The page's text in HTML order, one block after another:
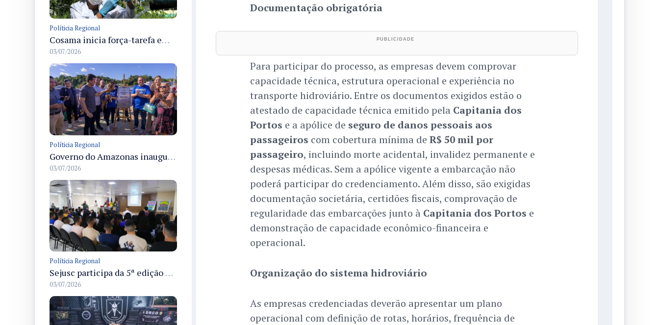
Políticia Regional
Cosama inicia força-tarefa em Anamã para fortalecer abastecimento de água e segurança hídrica da população
03/07/2026
Políticia Regional
Governo do Amazonas inaugura primeiro Castramóvel Fluvial para atendimento veterinário às comunidades ribeirinhas e castração gratuita
03/07/2026
Políticia Regional
Sejusc participa da 5ª edição do Caminhos Literários com foco na cultura hip-hop nas unidades socioeducativas
03/07/2026
Documentação obrigatória
Para participar do processo, as empresas devem comprovar
capacidade técnica, estrutura operacional e experiência no
transporte hidroviário. Entre os documentos exigidos estão o
atestado de capacidade técnica emitido pela Capitania dos
Portos e a apólice de seguro de danos pessoais aos
passageiros com cobertura mínima de R$ 50 mil por
passageiro, incluindo morte acidental, invalidez permanente e
despesas médicas. Sem a apólice vigente a embarcação não
poderá participar do credenciamento. Além disso, são exigidas
documentação societária, certidões fiscais, comprovação de
regularidade das embarcações junto à Capitania dos Portos e
demonstração de capacidade econômico-financeira e
operacional.
Organização do sistema hidroviário
As empresas credenciadas deverão apresentar um plano
operacional com definição de rotas, horários, frequência de